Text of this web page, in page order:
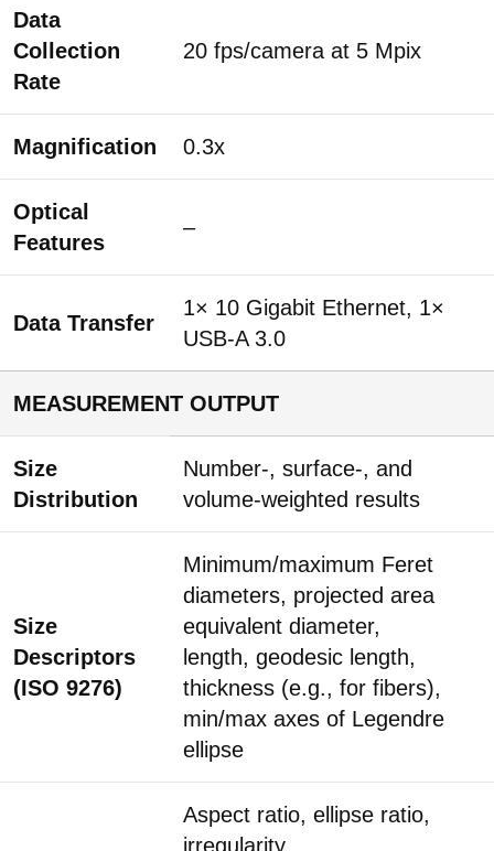
Data
Collection
Rate
20 fps/camera at 5 Mpix
Magnification 0.3x
Optical
Features
–
Data Transfer
1× 10 Gigabit Ethernet, 1×
USB-A 3.0
MEASUREMENT OUTPUT
Size
Distribution
Number-, surface-, and
volume-weighted results
Size
Descriptors
(ISO 9276)
Minimum/maximum Feret
diameters, projected area
equivalent diameter,
length, geodesic length,
thickness (e.g., for fibers),
min/max axes of Legendre
ellipse
Aspect ratio, ellipse ratio,
irregularity,